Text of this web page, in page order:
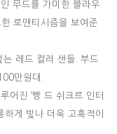
무드를 가미한 블라우
로맨티시즘을 보여준
레드 컬러 샌들. 부드
만원대.
어진 ‘빵 드 쉬크르 인터
하게 빛나 더욱 고혹적이